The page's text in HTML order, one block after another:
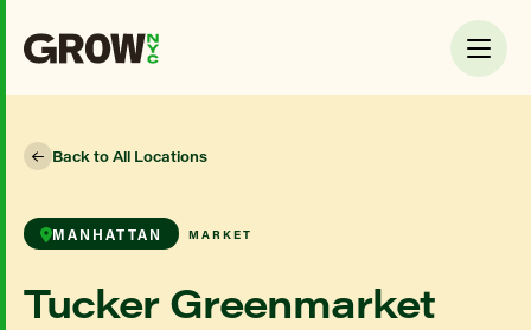
Back to All Locations
MANHATTAN MARKET
Tucker Greenmarket